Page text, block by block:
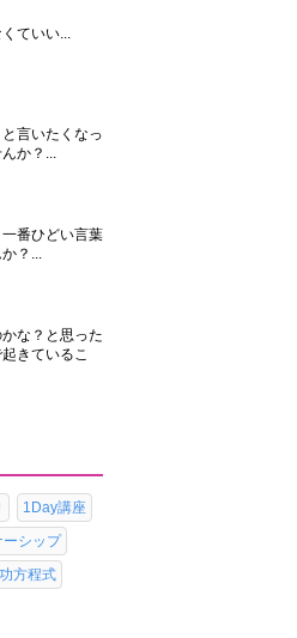
くていい...
と言いたくなっ
か？...
番ひどい言葉
？...
な？と思った
きているこ
1Day講座
ーシップ
方程式